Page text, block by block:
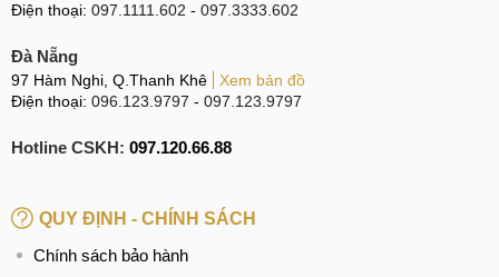
Điện thoại: 097.1111.602 - 097.3333.602
Đà Nẵng
97 Hàm Nghi, Q.Thanh Khê
Xem bản đồ
Điện thoại: 096.123.9797 - 097.123.9797
Hotline CSKH: 097.120.66.88
QUY ĐỊNH - CHÍNH SÁCH
Chính sách bảo hành